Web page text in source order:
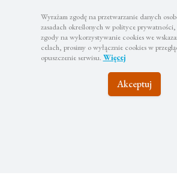
Wyrażam zgodę na przetwarzanie danych
zasadach określonych w polityce prywatności,
zgody na wykorzystywanie cookies we
celach, prosimy o wyłącznie cookies w
opuszczenie serwisu. Więcej
Akceptuj
kontakcie
Zapisz się do newslettera, aby